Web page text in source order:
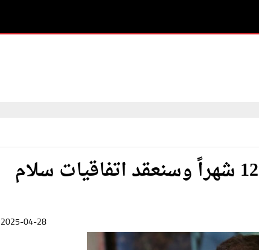
وزير إسرائيلي: الحرب ستنتهي خلال 12 شهراً وسنعقد اتفاقيات سلام
2025-04-28